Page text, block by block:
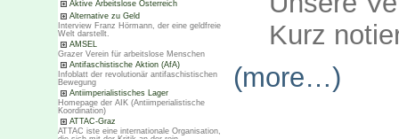
Aktive Arbeitslose Österreich
Alternative zu Geld
Interview Franz Hörmann, der eine geldfreie
Welt darstellt.
AMSEL
Grazer Verein für arbeitslose Menschen
Antifaschistische Aktion (AfA)
Infoblatt der revolutionär antifaschistischen
Bewegung
Antiimperialistisches Lager
Homepage der AIK (Antiimperialistische
Koordination)
ATTAC-Graz
ATTAC iste eine internationale Organisation,
Kurz
(more…)